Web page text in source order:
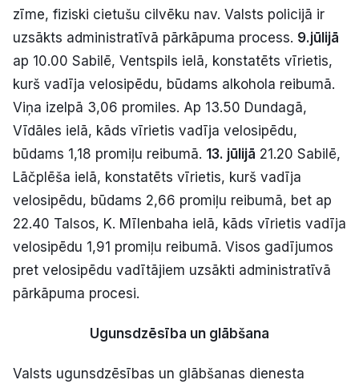
zīme, fiziski cietušu cilvēku nav. Valsts policijā ir
uzsākts administratīvā pārkāpuma process. 9.jūlijā
ap 10.00 Sabilē, Ventspils ielā, konstatēts vīrietis,
kurš vadīja velosipēdu, būdams alkohola reibumā.
Viņa izelpā 3,06 promiles. Ap 13.50 Dundagā,
Vīdāles ielā, kāds vīrietis vadīja velosipēdu,
būdams 1,18 promiļu reibumā. 13. jūlijā 21.20 Sabilē,
Lāčplēša ielā, konstatēts vīrietis, kurš vadīja
velosipēdu, būdams 2,66 promiļu reibumā, bet ap
22.40 Talsos, K. Mīlenbaha ielā, kāds vīrietis vadīja
velosipēdu 1,91 promiļu reibumā. Visos gadījumos
pret velosipēdu vadītājiem uzsākti administratīvā
pārkāpuma procesi.
Ugunsdzēsība un glābšana
Valsts ugunsdzēsības un glābšanas dienesta